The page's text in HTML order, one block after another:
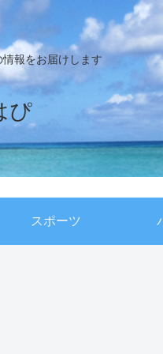
報をお届けします
ぴ
スポーツ